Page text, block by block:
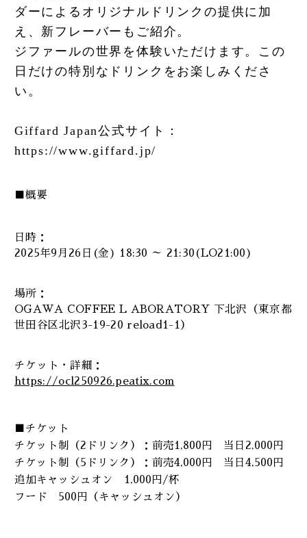
ダーによるオリジナルドリンクの提供に加
え、新フレーバーもご紹介。
ジファールの世界を体験いただけます。この
日だけの特別なドリンクをお楽しみくださ
い。
Giffard Japan公式サイト：
https://www.giffard.jp/
■概要
日時：
2025年9月26日(金) 18:30 ～ 21:30(LO21:00)
場所：
OGAWA COFFEE L ABORATORY 下北沢（東京都
世田谷区北沢3-19-20 reload1-1）
チケット・詳細：
https://ocl250926.peatix.com
■チケット
チケット制（2ドリンク）：前売1,800円 当日2,000円
チケット制（5ドリンク）：前売4,000円 当日4,500円
追加キャッシュオン 1,000円/杯
フード 500円（キャッシュオン）